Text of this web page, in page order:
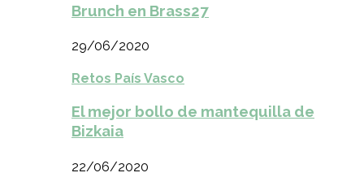
Brunch en Brass27
29/06/2020
Retos País Vasco
El mejor bollo de mantequilla de
Bizkaia
22/06/2020